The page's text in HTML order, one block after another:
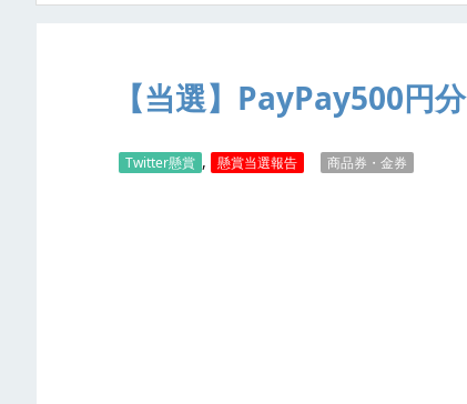
【当選】PayPay500円分
Twitter懸賞 , 懸賞当選報告 商品券・金券